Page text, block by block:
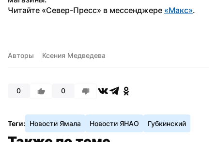
Читайте «Север-Пресс» в мессенджере «Макс».
Авторы Ксения Медведева
0 0
Теги: Новости Ямала Новости ЯНАО Губкинский